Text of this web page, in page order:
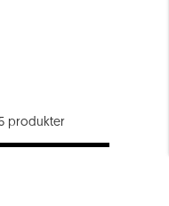
produkter